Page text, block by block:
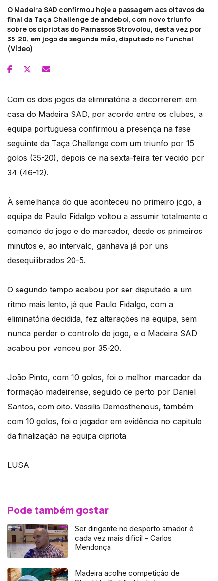
O Madeira SAD confirmou hoje a passagem aos oitavos de
final da Taça Challenge de andebol, com novo triunfo
sobre os cipriotas do Parnassos Strovolou, desta vez por
35-20, em jogo da segunda mão, disputado no Funchal
(Vídeo)
Com os dois jogos da eliminatória a decorrerem em
casa do Madeira SAD, por acordo entre os clubes, a
equipa portuguesa confirmou a presença na fase
seguinte da Taça Challenge com um triunfo por 15
golos (35-20), depois de na sexta-feira ter vecido por
34 (46-12).
À semelhança do que aconteceu no primeiro jogo, a
equipa de Paulo Fidalgo voltou a assumir totalmente o
comando do jogo e do marcador, desde os primeiros
minutos e, ao intervalo, ganhava já por uns
desequilibrados 20-5.
O segundo tempo acabou por ser disputado a um
ritmo mais lento, já que Paulo Fidalgo, com a
eliminatória decidida, fez alterações na equipa, sem
nunca perder o controlo do jogo, e o Madeira SAD
acabou por venceu por 35-20.
João Pinto, com 10 golos, foi o melhor marcador da
formação madeirense, seguido de perto por Daniel
Santos, com oito. Vassilis Demosthenous, também
com 10 golos, foi o jogador em evidência no capitulo
da finalização na equipa cipriota.
LUSA
Pode também gostar
Ser dirigente no desporto amador é
cada vez mais difícil – Carlos
Mendonça
Madeira acolhe competição de